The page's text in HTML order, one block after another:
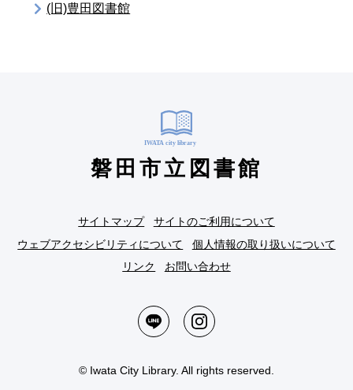
(旧)豊田図書館
磐田市立図書館
サイトマップ
サイトのご利用について
ウェブアクセシビリティについて
個人情報の取り扱いについて
リンク
お問い合わせ
© Iwata City Library. All rights reserved.